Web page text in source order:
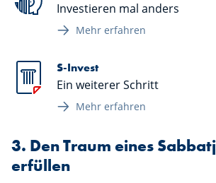
Investieren mal anders
Mehr erfahren
S-Invest
Ein weiterer Schritt
Mehr erfahren
3. Den Traum eines
erfüllen